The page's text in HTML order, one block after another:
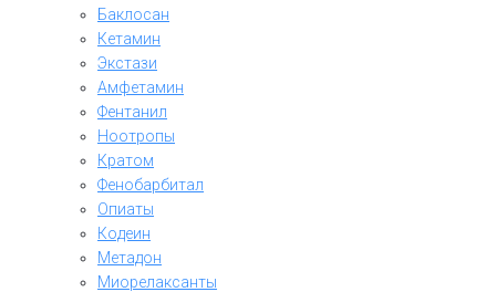
Баклосан
Кетамин
Экстази
Амфетамин
Фентанил
Ноотропы
Кратом
Фенобарбитал
Опиаты
Кодеин
Метадон
Миорелаксанты